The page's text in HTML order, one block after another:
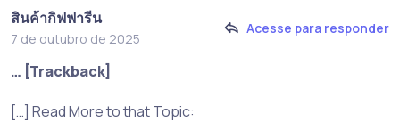
สินค้ากิฟฟารีน
7 de outubro de 2025
Acesse para responder
… [Trackback]
[…] Read More to that Topic: